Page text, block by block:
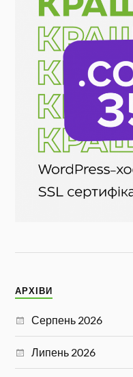
АРХІВИ
Серпень 2026
Липень 2026